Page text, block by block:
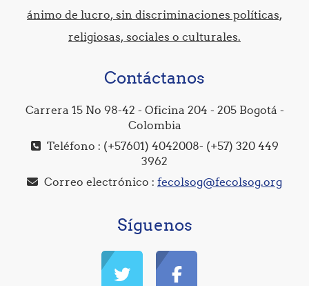
ánimo de lucro, sin discriminaciones políticas,
religiosas, sociales o culturales.
Contáctanos
Carrera 15 No 98-42 - Oficina 204 - 205 Bogotá -
Colombia
Teléfono : (+57601) 4042008- (+57) 320 449
3962
Correo electrónico : fecolsog@fecolsog.org
Síguenos